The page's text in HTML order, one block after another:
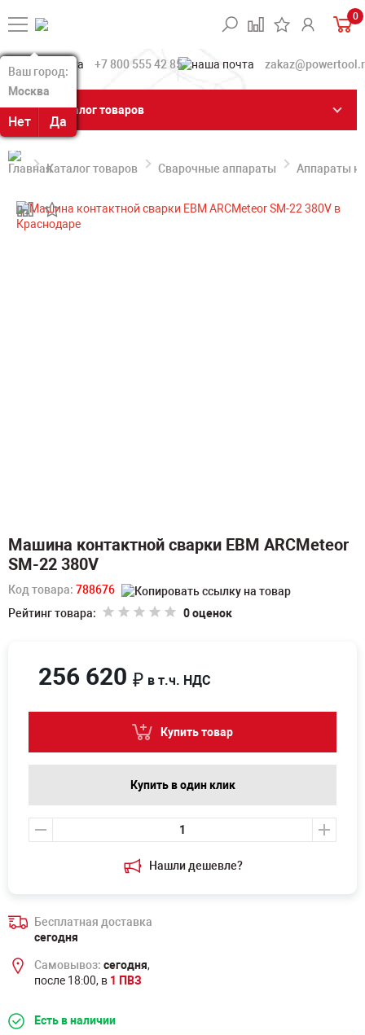
Ваш город:
Москва
Нет Да
Ваш город:
Москва
Нет Да
0
+7 800 555 42 85
Каталог товаров
Каталог товаров Сварочные аппараты Аппараты
Машина контактной сварки ЕВМ ARCMeteor
SM-22 380V
Код товара: 788676
Рейтинг товара:
0 оценок
Нашли дешевле?
256 620 ₽ в т.ч. НДС
Купить товар
Купить в один клик
Бесплатная доставка
сегодня
Самовывоз: сегодня,
после 18:00, в 1 ПВЗ
Есть в наличии